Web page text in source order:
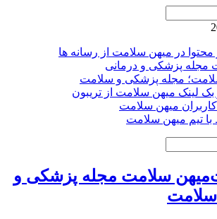
در میهن سلامت از رسانه ها
مجله پزشکی و درمانی
مجله پزشکی و سلامت
بک لینک میهن سلامت از تریبون
میهن سلامت
با تیم میهن سلامت
میهن سلامت مجله پزشکی و